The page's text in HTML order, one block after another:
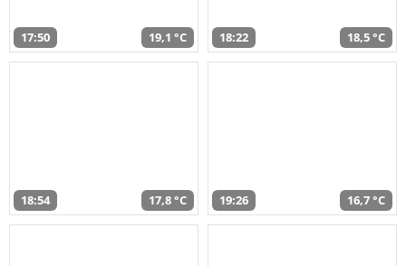
17:50 19,1 °C 18:22 18,5 °C
18:54 17,8 °C 19:26 16,7 °C